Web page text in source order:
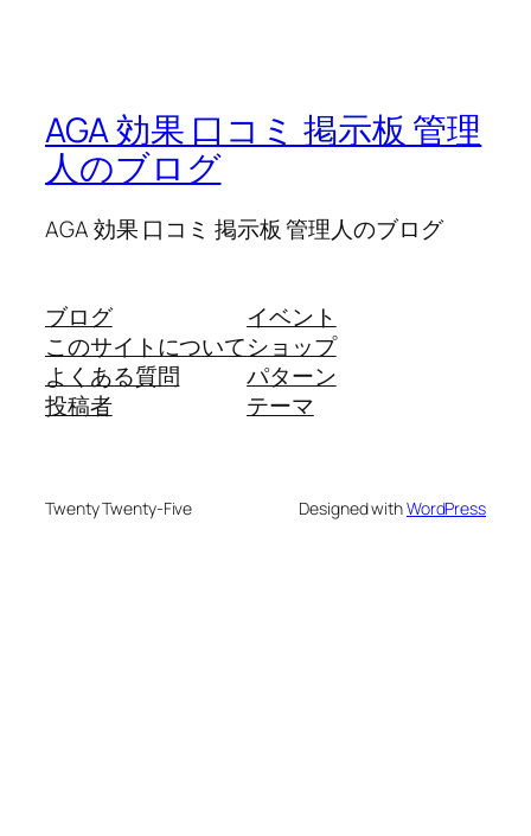
AGA 効果 口コミ 掲示板 管理
人のブログ
AGA 効果 口コミ 掲示板 管理人のブログ
ブログ
このサイトについて
よくある質問
投稿者
イベント
ショップ
パターン
テーマ
Twenty Twenty-Five Designed withWordPress